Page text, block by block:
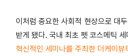
이처럼 중요한 사회적 현상으로 대
받게 됐다. 국내 최초 펫 코스메틱
혁신적인 세미나를 주최한 더케이